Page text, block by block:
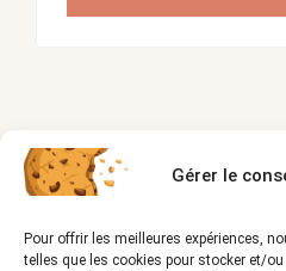
Gérer le
Pour offrir les meilleures expériences,
telles que les cookies pour stocker et/
A lire